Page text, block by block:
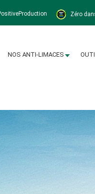
Zéro
NOS ANTI-LIMACES